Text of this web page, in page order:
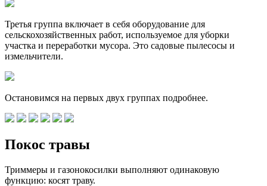
Третья группа включает в себя оборудование для
сельскохозяйственных работ, используемое для уборки
участка и переработки мусора. Это садовые пылесосы и
измельчители.
Остановимся на первых двух группах подробнее.
Покос травы
Триммеры и газонокосилки выполняют одинаковую
функцию: косят траву.